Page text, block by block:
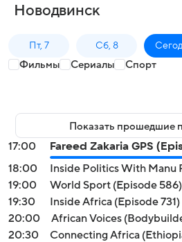
Новодвинск
Пт, 7 Сб, 8
Фильмы Сериалы Спорт
Показать прошедшие
17:00
Fareed Zakaria GPS
18:00
Inside Politics With Manu
19:00
World Sport (Episode 586)
19:30
Inside Africa (Episode 731)
20:00
African Voices
20:30
Connecting Africa